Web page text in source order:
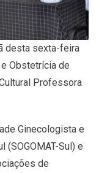
desta sexta-feira
Obstetrícia de
Professora
Ginecologista e
(SOGOMAT-Sul) e
de